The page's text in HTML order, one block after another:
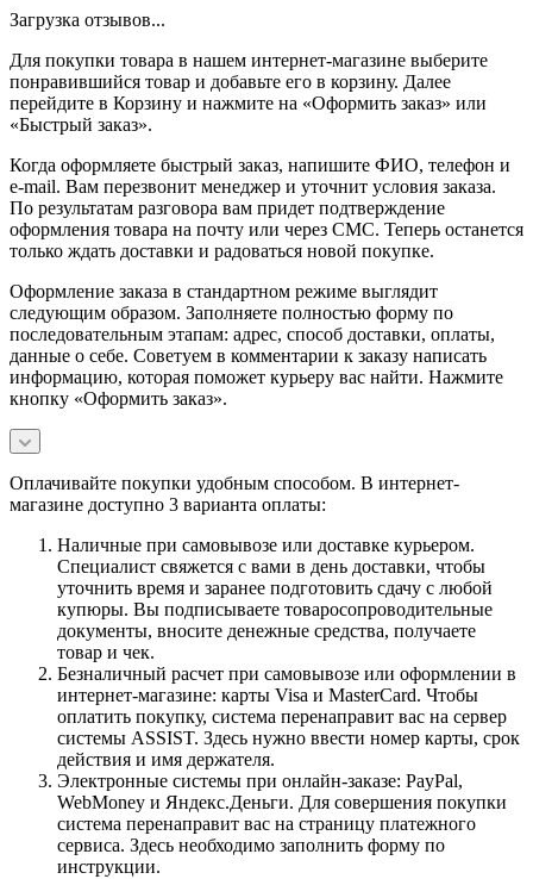
Загрузка отзывов...
Для покупки товара в нашем интернет-магазине выберите
понравившийся товар и добавьте его в корзину. Далее
перейдите в Корзину и нажмите на «Оформить заказ» или
«Быстрый заказ».
Когда оформляете быстрый заказ, напишите ФИО, телефон и
e-mail. Вам перезвонит менеджер и уточнит условия заказа.
По результатам разговора вам придет подтверждение
оформления товара на почту или через СМС. Теперь останется
только ждать доставки и радоваться новой покупке.
Оформление заказа в стандартном режиме выглядит
следующим образом. Заполняете полностью форму по
последовательным этапам: адрес, способ доставки, оплаты,
данные о себе. Советуем в комментарии к заказу написать
информацию, которая поможет курьеру вас найти. Нажмите
кнопку «Оформить заказ».
Оплачивайте покупки удобным способом. В интернет-
магазине доступно 3 варианта оплаты:
Наличные при самовывозе или доставке курьером.
Специалист свяжется с вами в день доставки, чтобы
уточнить время и заранее подготовить сдачу с любой
купюры. Вы подписываете товаросопроводительные
документы, вносите денежные средства, получаете
товар и чек.
Безналичный расчет при самовывозе или оформлении в
интернет-магазине: карты Visa и MasterCard. Чтобы
оплатить покупку, система перенаправит вас на сервер
системы ASSIST. Здесь нужно ввести номер карты, срок
действия и имя держателя.
Электронные системы при онлайн-заказе: PayPal,
WebMoney и Яндекс.Деньги. Для совершения покупки
система перенаправит вас на страницу платежного
сервиса. Здесь необходимо заполнить форму по
инструкции.